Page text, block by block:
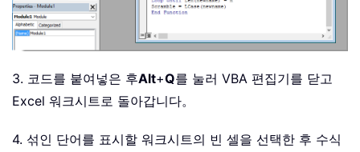
3. 코드를 붙여넣은 후Alt+Q를 눌러 VBA 편집기를 닫고
Excel 워크시트로 돌아갑니다。
4. 섞인 단어를 표시할 워크시트의 빈 셀을 선택한 후 수식